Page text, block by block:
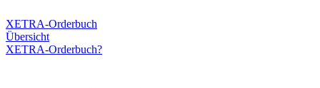
XETRA-Orderbuch
Übersicht
XETRA-Orderbuch?